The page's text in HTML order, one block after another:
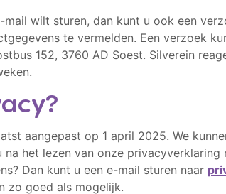
wilt sturen, dan kunt u ook een
te vermelden. Een verzoek
152, 3760 AD Soest. Silverein
aangepast op 1 april 2025. We
het lezen van onze
Dan kunt u een e-mail sturen naar
zo goed als mogelijk.